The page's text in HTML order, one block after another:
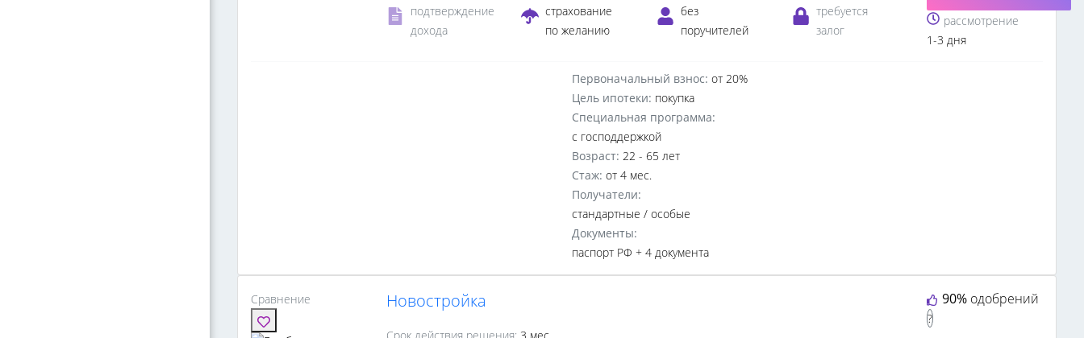
подтверждение
дохода
страхование
по желанию
без
поручителей
требуется
залог
рассмотрение
1-3 дня
Первоначальный взнос: от 20%
Цель ипотеки: покупка
Специальная программа:
с господдержкой
Возраст: 22 - 65 лет
Стаж: от 4 мес.
Получатели:
стандартные / особые
Документы:
паспорт РФ + 4 документа
Сравнение Новостройка 90% одобрений
?